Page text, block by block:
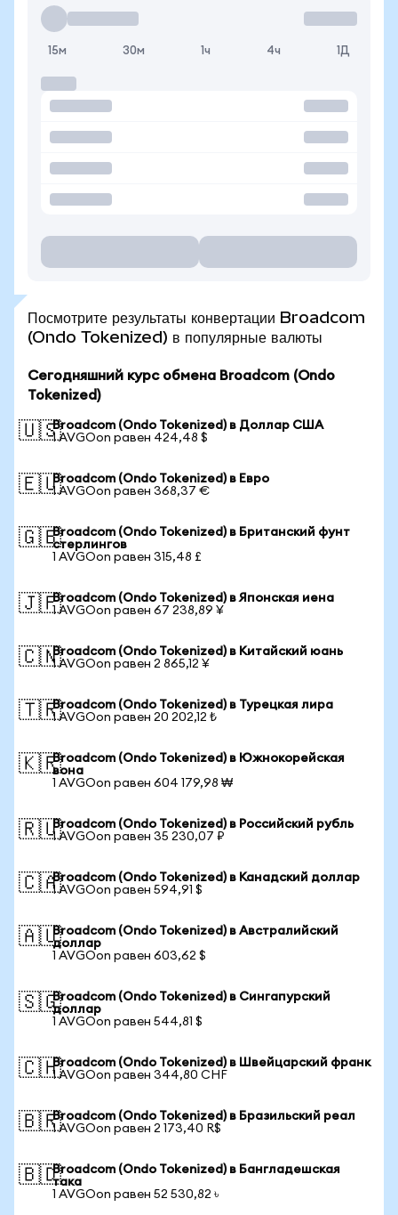
15м 30м 1ч 4ч 1Д
Посмотрите результаты конвертации Broadcom
(Ondo Tokenized) в популярные валюты
Сегодняшний курс обмена Broadcom (Ondo
Tokenized)
🇺🇸Broadcom (Ondo Tokenized) в Доллар США
1 AVGOon равен 424,48 $
🇪🇺Broadcom (Ondo Tokenized) в Евро
1 AVGOon равен 368,37 €
🇬🇧Broadcom (Ondo Tokenized) в Британский фунт
стерлингов
1 AVGOon равен 315,48 £
🇯🇵Broadcom (Ondo Tokenized) в Японская иена
1 AVGOon равен 67 238,89 ¥
🇨🇳Broadcom (Ondo Tokenized) в Китайский юань
1 AVGOon равен 2 865,12 ¥
🇹🇷Broadcom (Ondo Tokenized) в Турецкая лира
1 AVGOon равен 20 202,12 ₺
🇰🇷Broadcom (Ondo Tokenized) в Южнокорейская
вона
1 AVGOon равен 604 179,98 ₩
🇷🇺Broadcom (Ondo Tokenized) в Российский рубль
1 AVGOon равен 35 230,07 ₽
🇨🇦Broadcom (Ondo Tokenized) в Канадский доллар
1 AVGOon равен 594,91 $
🇦🇺Broadcom (Ondo Tokenized) в Австралийский
доллар
1 AVGOon равен 603,62 $
🇸🇬Broadcom (Ondo Tokenized) в Сингапурский
доллар
1 AVGOon равен 544,81 $
🇨🇭Broadcom (Ondo Tokenized) в Швейцарский франк
1 AVGOon равен 344,80 CHF
🇧🇷Broadcom (Ondo Tokenized) в Бразильский реал
1 AVGOon равен 2 173,40 R$
🇧🇩Broadcom (Ondo Tokenized) в Бангладешская
така
1 AVGOon равен 52 530,82 ৳